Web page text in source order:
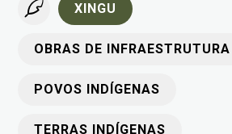
XINGU
OBRAS DE INFRAESTRUTURA
POVOS INDÍGENAS
TERRAS INDÍGENAS